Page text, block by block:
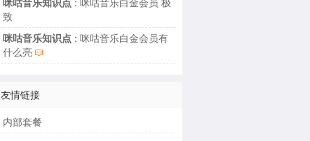
咪咕音乐知识点: 咪咕音乐白金会员 极
致
咪咕音乐知识点: 咪咕音乐白金会员有
什么亮
友情链接
内部套餐